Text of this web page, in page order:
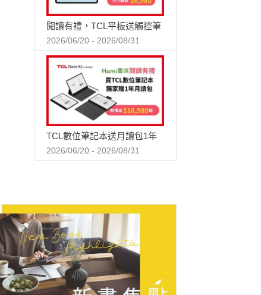
閱讀有禮，TCL平板送觸控筆
2026/06/20 - 2026/08/31
TCL數位筆記本送月讀包1年
2026/06/20 - 2026/08/31